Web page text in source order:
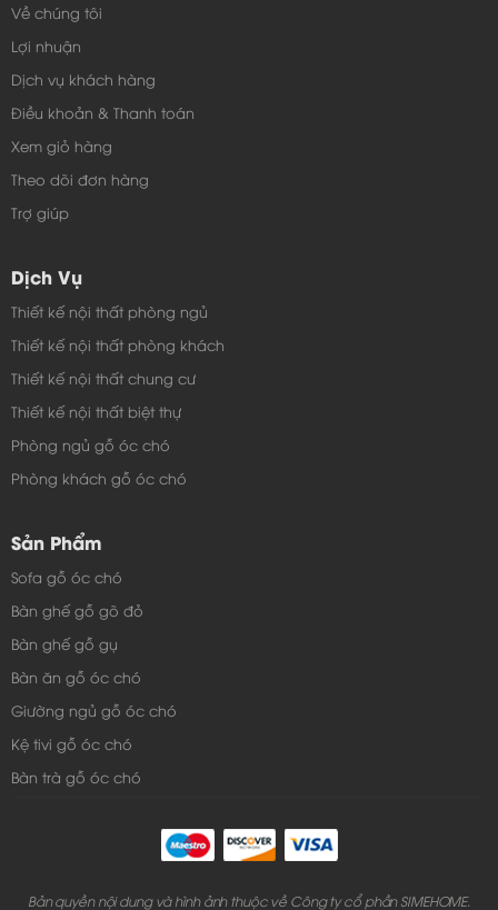
Về chúng tôi
Lợi nhuận
Dịch vụ khách hàng
Điều khoản & Thanh toán
Xem giỏ hàng
Theo dõi đơn hàng
Trợ giúp
Dịch Vụ
Thiết kế nội thất phòng ngủ
Thiết kế nội thất phòng khách
Thiết kế nội thất chung cư
Thiết kế nội thất biệt thự
Phòng ngủ gỗ óc chó
Phòng khách gỗ óc chó
Sản Phẩm
Sofa gỗ óc chó
Bàn ghế gỗ gõ đỏ
Bàn ghế gỗ gụ
Bàn ăn gỗ óc chó
Giường ngủ gỗ óc chó
Kệ tivi gỗ óc chó
Bàn trà gỗ óc chó
Bản quyền nội dung và hình ảnh thuộc về Công ty cổ phần SIMEHOME.